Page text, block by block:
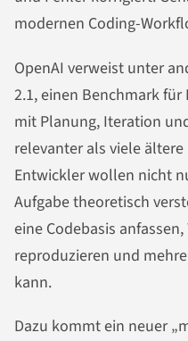
modernen Coding-
OpenAI verweist unter
2.1, einen Benchmark
mit Planung, Iteration
relevanter als viele
Entwickler wollen nicht
Aufgabe theoretisch
eine Codebasis
reproduzieren und
kann.
Dazu kommt ein neuer